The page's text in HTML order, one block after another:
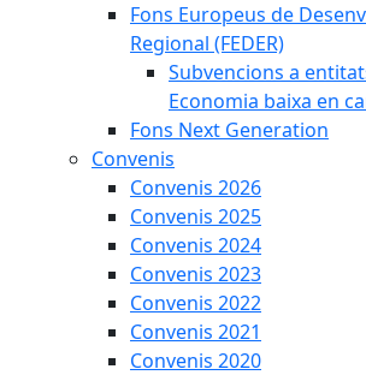
Fons Europeus de
Regional (FEDER)
Subvencions a
Economia baixa en
Fons Next Generation
Convenis
Convenis 2026
Convenis 2025
Convenis 2024
Convenis 2023
Convenis 2022
Convenis 2021
Convenis 2020